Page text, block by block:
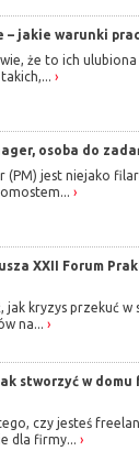
– jakie warunki
że to ich
osoba do
(PM) jest niejako
XXII Forum
jak kryzys przekuć w
na...
stworzyć w
czy jesteś
dla firmy...